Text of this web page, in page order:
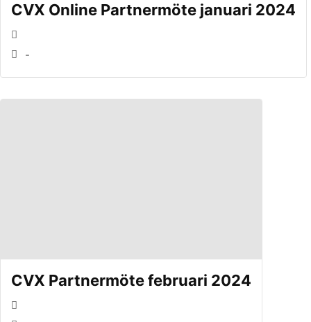
CVX Online Partnermöte januari 2024
-
CVX Partnermöte februari 2024